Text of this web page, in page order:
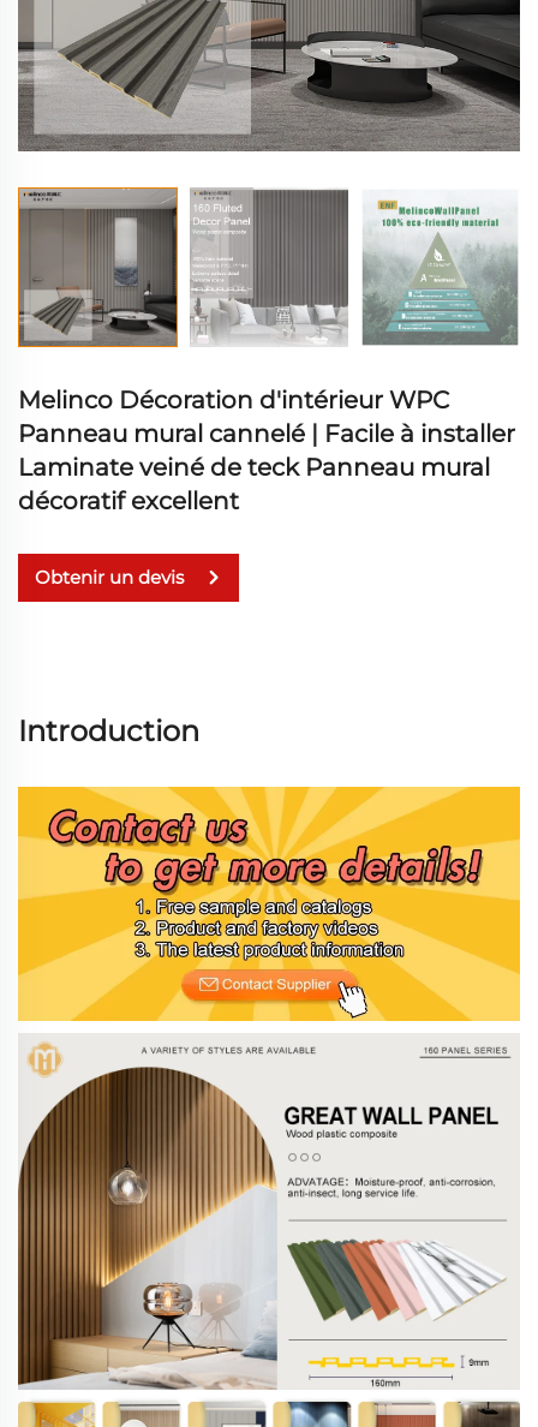
Melinco Décoration d'intérieur WPC
Panneau mural cannelé | Facile à installer
Laminate veiné de teck Panneau mural
décoratif excellent
Obtenir un devis
Introduction